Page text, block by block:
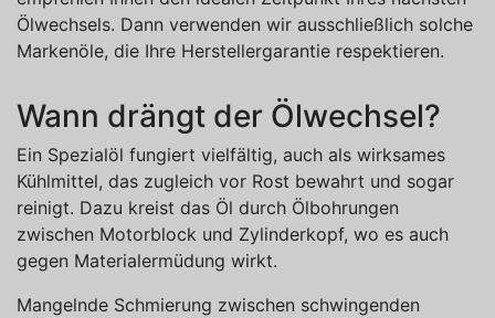
Ölwechsels. Dann verwenden wir ausschließlich solche
Markenöle, die Ihre Herstellergarantie respektieren.
Wann drängt der Ölwechsel?
Ein Spezialöl fungiert vielfältig, auch als wirksames
Kühlmittel, das zugleich vor Rost bewahrt und sogar
reinigt. Dazu kreist das Öl durch Ölbohrungen
zwischen Motorblock und Zylinderkopf, wo es auch
gegen Materialermüdung wirkt.
Mangelnde Schmierung zwischen schwingenden